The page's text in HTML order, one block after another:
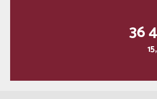
36